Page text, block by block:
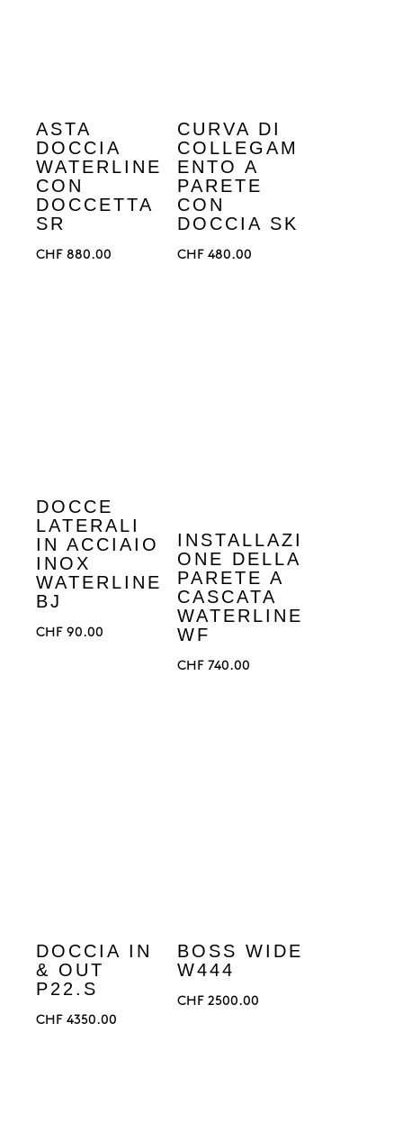
ASTA
DOCCIA
WATERLINE
CON
DOCCETTA
SR
CHF 880.00
CURVA DI
COLLEGAM
ENTO A
PARETE
CON
DOCCIA SK
CHF 480.00
DOCCE
LATERALI
IN ACCIAIO
INOX
WATERLINE
BJ
CHF 90.00
INSTALLAZI
ONE DELLA
PARETE A
CASCATA
WATERLINE
WF
CHF 740.00
DOCCIA IN
& OUT
P22.S
CHF 4350.00
BOSS WIDE
W444
CHF2500.00